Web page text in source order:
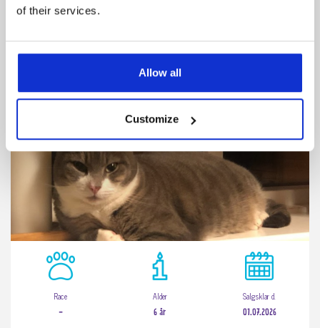
of their services.
Allow all
Customize
Race
-
Alder
6 år
Salgsklar d.
01.07.2026